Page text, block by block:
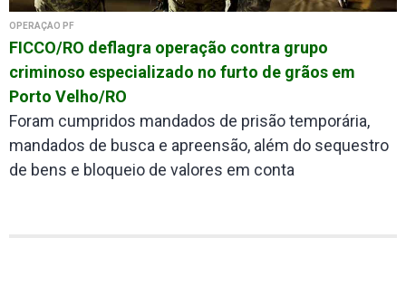
OPERAÇÃO PF
FICCO/RO deflagra operação contra grupo
criminoso especializado no furto de grãos em
Porto Velho/RO
Foram cumpridos mandados de prisão temporária,
mandados de busca e apreensão, além do sequestro
de bens e bloqueio de valores em conta